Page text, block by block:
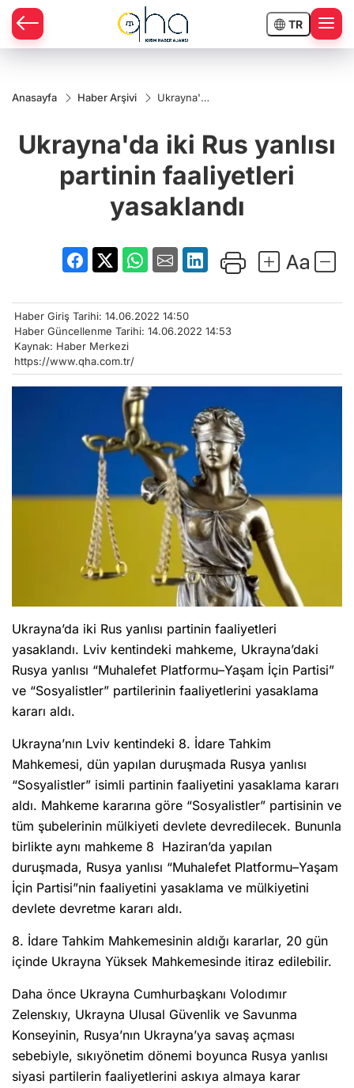
TR
Anasayfa Haber Arşivi
Ukrayna'da
partinin
faaliyetleri
Ukrayna'da iki Rus yanlısı
partinin faaliyetleri
yasaklandı
Haber Giriş Tarihi: 14.06.2022 14:50
Haber Güncellenme Tarihi: 14.06.2022 14:53
Kaynak: Haber Merkezi
https://www.qha.com.tr/
Ukrayna’da iki Rus yanlısı partinin faaliyetleri
yasaklandı. Lviv kentindeki mahkeme, Ukrayna’daki
Rusya yanlısı “Muhalefet Platformu–Yaşam İçin Partisi”
ve “Sosyalistler” partilerinin faaliyetlerini yasaklama
kararı aldı.
Ukrayna’nın Lviv kentindeki 8. İdare Tahkim
Mahkemesi, dün yapılan duruşmada Rusya yanlısı
“Sosyalistler” isimli partinin faaliyetini yasaklama kararı
aldı. Mahkeme kararına göre “Sosyalistler” partisinin ve
tüm şubelerinin mülkiyeti devlete devredilecek. Bununla
birlikte aynı mahkeme 8 Haziran’da yapılan
duruşmada, Rusya yanlısı “Muhalefet Platformu–Yaşam
İçin Partisi”nin faaliyetini yasaklama ve mülkiyetini
devlete devretme kararı aldı.
8. İdare Tahkim Mahkemesinin aldığı kararlar, 20 gün
içinde Ukrayna Yüksek Mahkemesinde itiraz edilebilir.
Daha önce Ukrayna Cumhurbaşkanı Volodımır
Zelenskıy, Ukrayna Ulusal Güvenlik ve Savunma
Konseyinin, Rusya’nın Ukrayna’ya savaş açması
sebebiyle, sıkıyönetim dönemi boyunca Rusya yanlısı
siyasi partilerin faaliyetlerini askıya almaya karar